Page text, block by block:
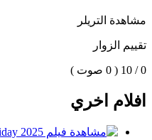
مشاهدة التريلر
تقييم الزوار
0 / 10 ( 0 صوت )
افلام اخري